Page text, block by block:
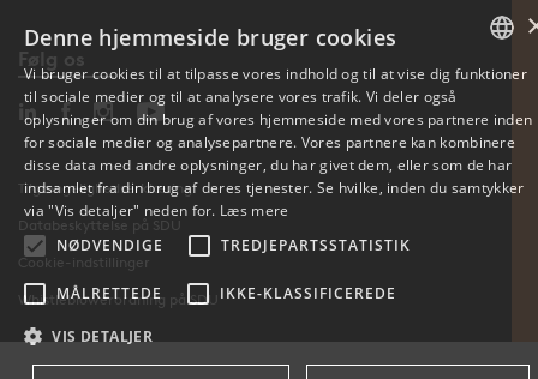
Følg os
Tilgængelighedserklæring
Databeskyttelse på SDU
Cookie-indstillinger
Whistleblowerordning på SDU
ENGLISH
Denne hjemmeside bruger cookies
Vi bruger cookies til at tilpasse vores indhold og til at vise dig funktioner
til sociale medier og til at analysere vores trafik. Vi deler også
oplysninger om din brug af vores hjemmeside med vores partnere inden
for sociale medier og analysepartnere. Vores partnere kan kombinere
disse data med andre oplysninger, du har givet dem, eller som de har
indsamlet fra din brug af deres tjenester. Se hvilke, inden du samtykker
via "Vis detaljer" neden for. Læs mere
NØDVENDIGE
TREDJEPARTSSTATISTIK
MÅLRETTEDE IKKE-KLASSIFICEREDE
VIS DETALJER